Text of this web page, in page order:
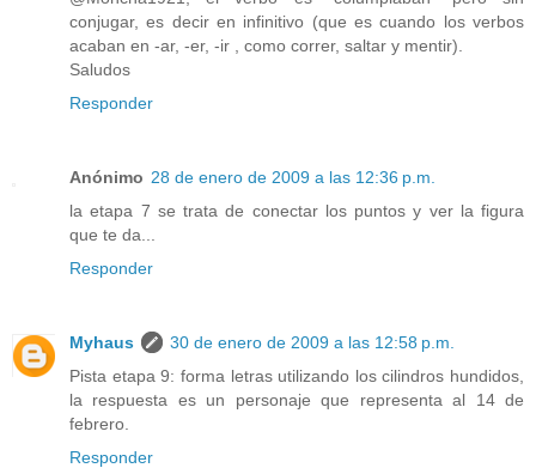
conjugar, es decir en infinitivo (que es cuando los verbos
acaban en -ar, -er, -ir , como correr, saltar y mentir).
Saludos
Responder
Anónimo 28 de enero de 2009 a las 12:36 p.m.
la etapa 7 se trata de conectar los puntos y ver la figura
que te da...
Responder
Myhaus
30 de enero de 2009 a las 12:58 p.m.
Pista etapa 9: forma letras utilizando los cilindros hundidos,
la respuesta es un personaje que representa al 14 de
febrero.
Responder